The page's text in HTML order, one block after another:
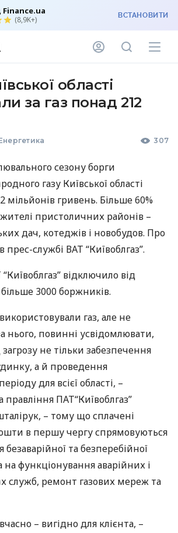
Finance.ua
(8,9K+) ВСТАНОВИТИ
області
за газ понад 212
307
сезону борги
газу Київської області
гривень. Більше 60%
пристоличних районів –
дач, котеджів і новобудов. Про
прес-службі ВАТ “Київоблгаз”.
“Київоблгаз” відключило від
3000 боржників.
газ, але не
нього, повинні усвідомлювати,
не тільки забезпечення
а й проведення
для всієї області, –
правління ПАТ“Київоблгаз”
– тому що сплачені
в першу чергу спрямовуються
та безперебійної
функціонування аварійних і
служб, ремонт газових мереж та
– вигідно для клієнта, –